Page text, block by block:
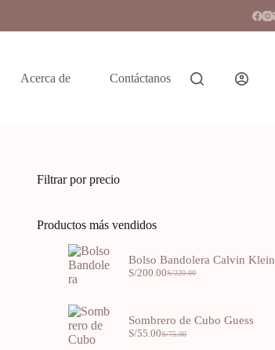
Acerca de Contáctanos
Filtrar por precio
Productos más vendidos
Bolso Bandolera Calvin Klein
S/220.00
S/200.00
Sombrero de Cubo Guess
S/75.00
S/55.00